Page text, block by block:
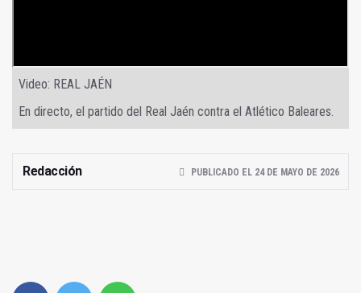
Video: REAL JAÉN
En directo, el partido del Real Jaén contra el Atlético Baleares.
Redacción PUBLICADO EL 24 DE MAYO DE 2026